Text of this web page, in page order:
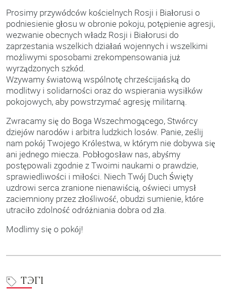
Prosimy przywódców kościelnych Rosji i Białorusi o
podniesienie głosu w obronie pokoju, potępienie agresji,
wezwanie obecnych władz Rosji i Białorusi do
zaprzestania wszelkich działań wojennych i wszelkimi
możliwymi sposobami zrekompensowania już
wyrządzonych szkód.
Wzywamy światową wspólnotę chrześcijańską do
modlitwy i solidarności oraz do wspierania wysiłków
pokojowych, aby powstrzymać agresję militarną.
Zwracamy się do Boga Wszechmogącego, Stwórcy
dziejów narodów i arbitra ludzkich losów. Panie, ześlij
nam pokój Twojego Królestwa, w którym nie dobywa się
ani jednego miecza. Pobłogosław nas, abyśmy
postępowali zgodnie z Twoimi naukami o prawdzie,
sprawiedliwości i miłości. Niech Twój Duch Święty
uzdrowi serca zranione nienawiścią, oświeci umysł
zaciemniony przez złośliwość, obudzi sumienie, które
utraciło zdolność odróżniania dobra od zła.
Modlimy się o pokój!
ТЭГІ